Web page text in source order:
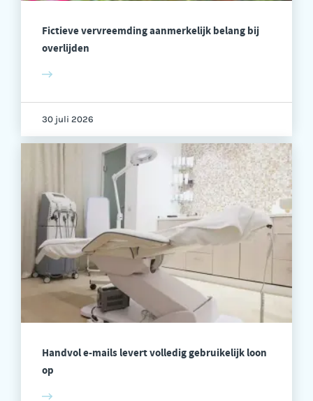
Fictieve vervreemding aanmerkelijk belang bij
overlijden
30 juli 2026
Handvol e-mails levert volledig gebruikelijk loon
op